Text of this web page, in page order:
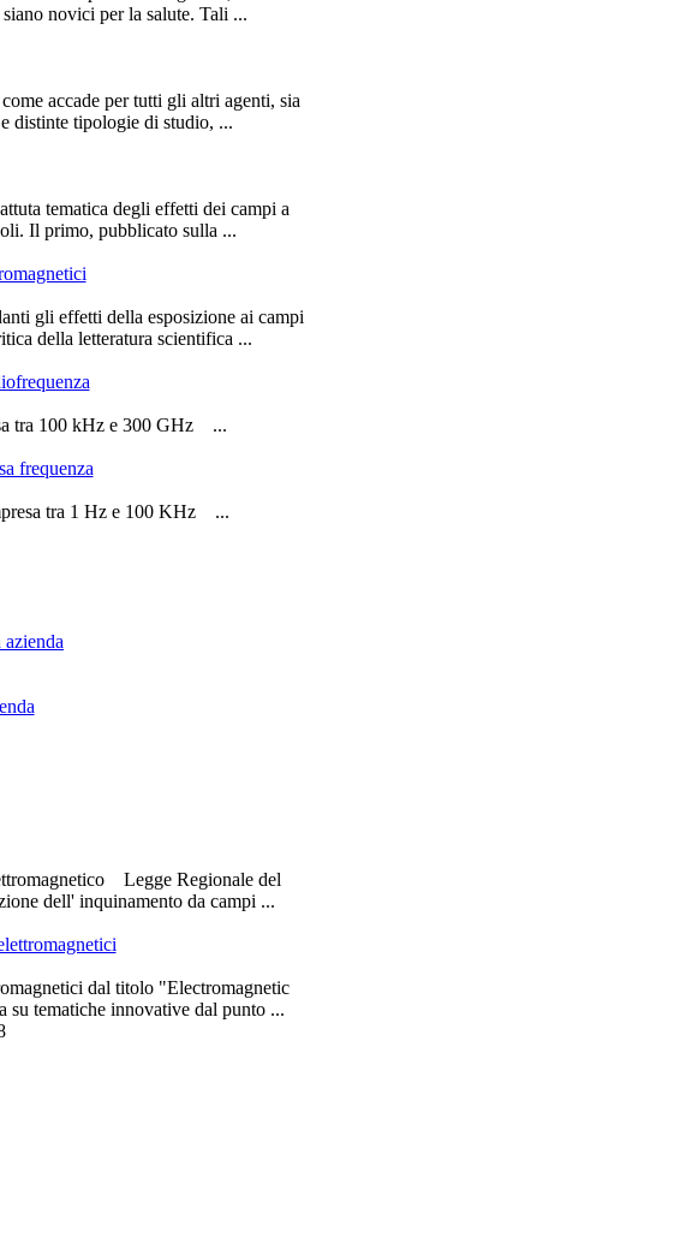
novici per la salute. Tali ...
accade per tutti gli altri agenti, sia
distinte tipologie di studio, ...
tematica degli effetti dei campi a
Il primo, pubblicato sulla ...
gli effetti della esposizione ai campi
della letteratura scientifica ...
tra 100 kHz e 300 GHz ...
frequenza
tra 1 Hz e 100 KHz ...
Legge Regionale del
dell' inquinamento da campi ...
dal titolo "Electromagnetic
su tematiche innovative dal punto ...